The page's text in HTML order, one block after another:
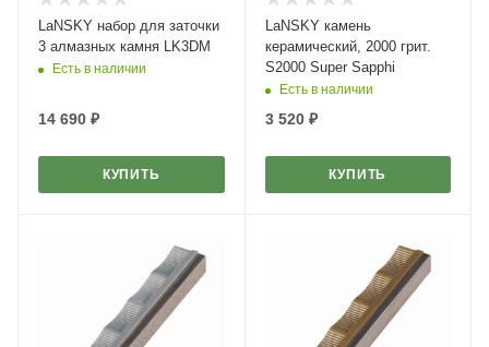
LaNSKY набор для заточки
3 алмазных камня LK3DM
Есть в наличии
14 690 ₽
КУПИТЬ
LaNSKY камень
керамический, 2000 грит.
S2000 Super Sapphi
Есть в наличии
3 520₽
КУПИТЬ